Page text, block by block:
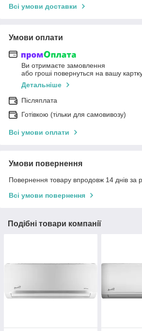
Всі умови доставки
Умови оплати
Ви отримаєте замовлення
або гроші повернуться на вашу
Детальніше
Післяплата
Готівкою (тільки для самовивозу)
Всі умови оплати
Умови повернення
Повернення товару впродовж 14 днів за
Всі умови повернення
Подібні товари компанії